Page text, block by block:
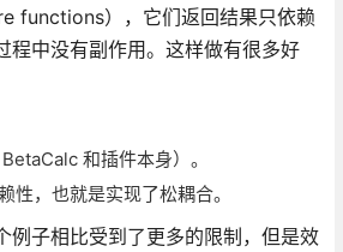
functions），它们返回结果只依赖
程中没有副作用。这样做有很多好
和插件本身）。
性，也就是实现了松耦合。
例子相比受到了更多的限制，但是效